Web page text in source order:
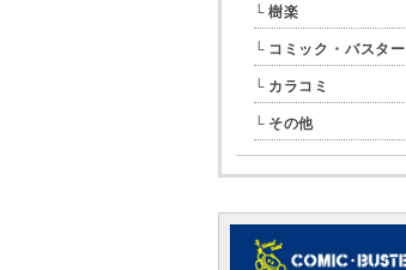
樹楽
コミック・バスター
カラコミ
その他